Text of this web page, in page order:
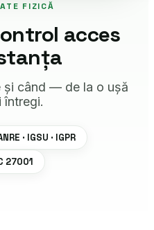
FIZICĂ
acces
și când — de la o ușă
întregi.
· IGSU · IGPR
27001